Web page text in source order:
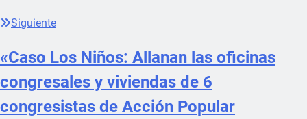
Siguiente
«Caso Los Niños: Allanan las oficinas
congresales y viviendas de 6
congresistas de Acción Popular